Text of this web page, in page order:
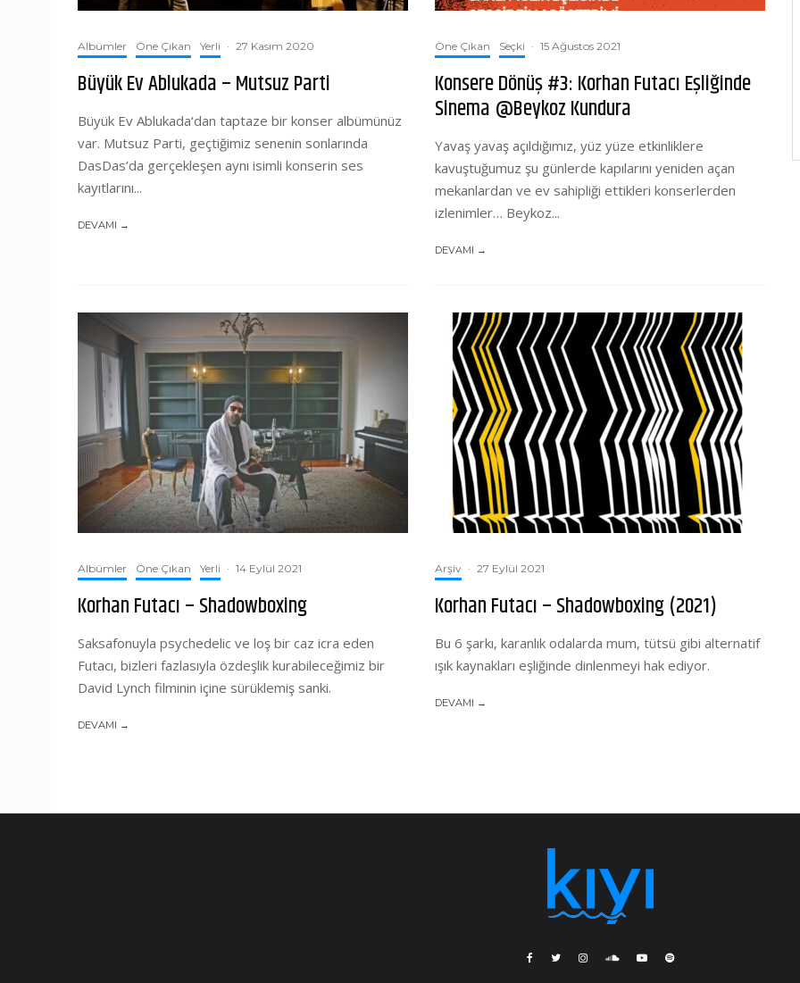
Albümler Öne Çıkan Yerli · 27 Kasım 2020
Büyük Ev Ablukada – Mutsuz Parti
Büyük Ev Ablukada‘dan taptaze bir konser albümünüz
var. Mutsuz Parti, geçtiğimiz senenin sonlarında
DasDas’da gerçekleşen aynı isimli konserin ses
kayıtlarını...
DEVAMI →
Öne Çıkan Seçki · 15 Ağustos 2021
Konsere Dönüş #3: Korhan Futacı Eşliğinde
Sinema @Beykoz Kundura
Yavaş yavaş açıldığımız, yüz yüze etkinliklere
kavuştuğumuz şu günlerde kapılarını yeniden açan
mekanlardan ve ev sahipliği ettikleri konserlerden
izlenimler… Beykoz...
DEVAMI →
Albümler Öne Çıkan Yerli · 14 Eylül 2021
Korhan Futacı – Shadowboxing
Saksafonuyla psychedelic ve loş bir caz icra eden
Futacı, bizleri fazlasıyla özdeşlik kurabileceğimiz bir
David Lynch filminin içine sürüklemiş sanki.
DEVAMI →
Arşiv · 27 Eylül 2021
Korhan Futacı – Shadowboxing (2021)
Bu 6 şarkı, karanlık odalarda mum, tütsü gibi alternatif
ışık kaynakları eşliğinde dinlenmeyi hak ediyor.
DEVAMI →